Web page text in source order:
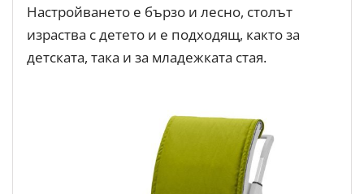
Настройването е бързо и лесно, столът
израства с детето и е подходящ, както за
детската, така и за младежката стая.